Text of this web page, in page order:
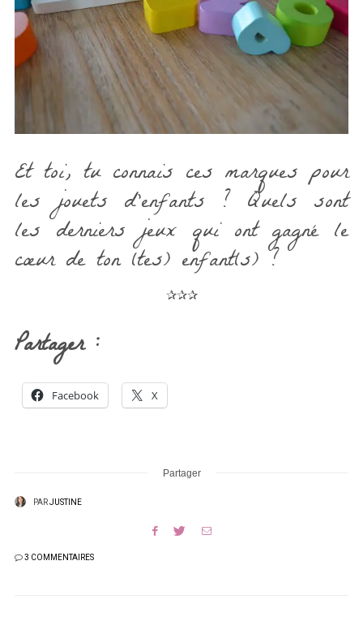
Et toi, tu connais ces marques pour
les jouets d’enfants ? Quels sont
les derniers jeux qui ont gagné le
cœur de ton (tes) enfant(s) ?
✰✰✰
Partager :
Facebook X
Partager
PARJUSTINE
3 COMMENTAIRES